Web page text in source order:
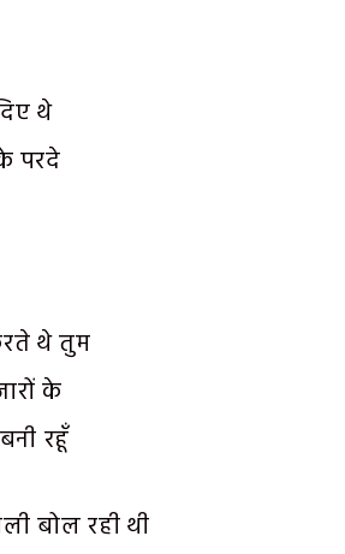
थे
परदे
थे तुम
के
रहूँ
बोल रही थी